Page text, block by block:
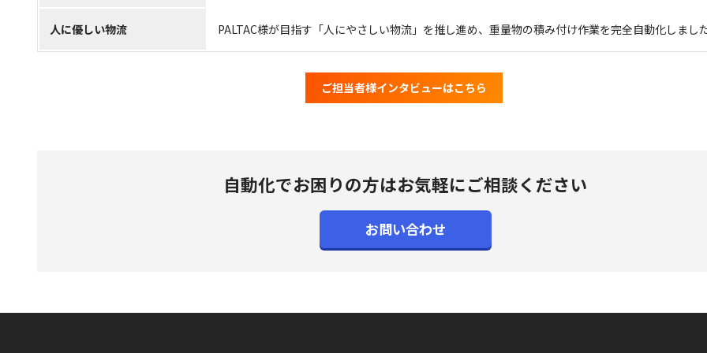
人に優しい物流 PALTAC様が目指す「人にやさしい物流」を推し進め、重量物の積み付け作業を完全自動化しまし
ご担当者様インタビューはこちら
自動化でお困りの方はお気軽にご相談ください
お問い合わせ